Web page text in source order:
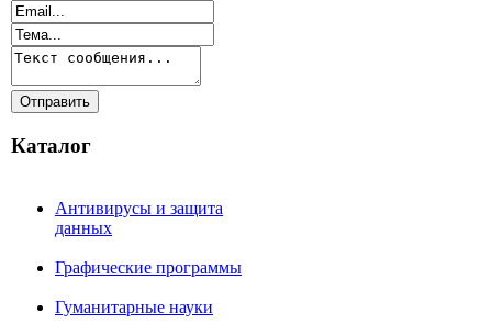
Каталог
Антивирусы и защита
данных
Графические программы
Гуманитарные науки